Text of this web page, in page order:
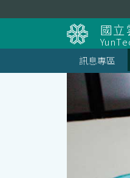
到
國
訊息專區